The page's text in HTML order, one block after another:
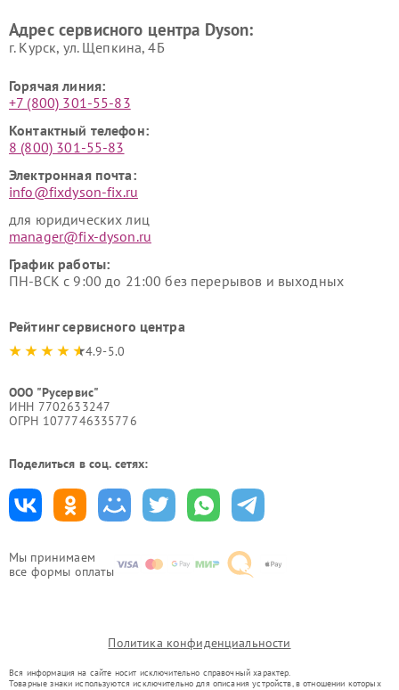
Мы принимаем
все формы оплаты
Адрес сервисного центра Dyson:
г. Курск, ул. Щепкина, 4Б
Горячая линия:
+7 (800) 301-55-83
Контактный телефон:
8 (800) 301-55-83
Электронная почта:
info@fixdyson-fix.ru
для юридических лиц
manager@fix-dyson.ru
График работы:
ПН-ВСК с 9:00 до 21:00 без перерывов и выходных
Рейтинг сервисного центра
4.9-5.0
ООО "Русервис"
ИНН 7702633247
ОГРН 1077746335776
Поделиться в соц. сетях:
Политика конфиденциальности
Вся информация на сайте носит исключительно справочный характер.
Товарные знаки используются исключительно для описания устройств, в отношении которых